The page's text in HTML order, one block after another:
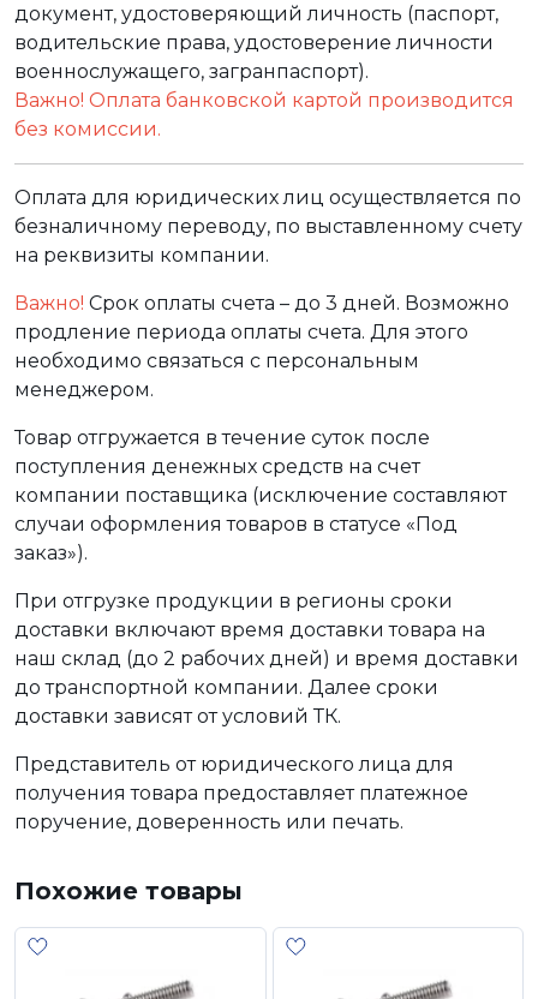
документ, удостоверяющий личность (паспорт,
водительские права, удостоверение личности
военнослужащего, загранпаспорт).
Важно! Оплата банковской картой производится
без комиссии.
Оплата для юридических лиц осуществляется по
безналичному переводу, по выставленному счету
на реквизиты компании.
Важно! Срок оплаты счета – до 3 дней. Возможно
продление периода оплаты счета. Для этого
необходимо связаться с персональным
менеджером.
Товар отгружается в течение суток после
поступления денежных средств на счет
компании поставщика (исключение составляют
случаи оформления товаров в статусе «Под
заказ»).
При отгрузке продукции в регионы сроки
доставки включают время доставки товара на
наш склад (до 2 рабочих дней) и время доставки
до транспортной компании. Далее сроки
доставки зависят от условий ТК.
Представитель от юридического лица для
получения товара предоставляет платежное
поручение, доверенность или печать.
Похожие товары